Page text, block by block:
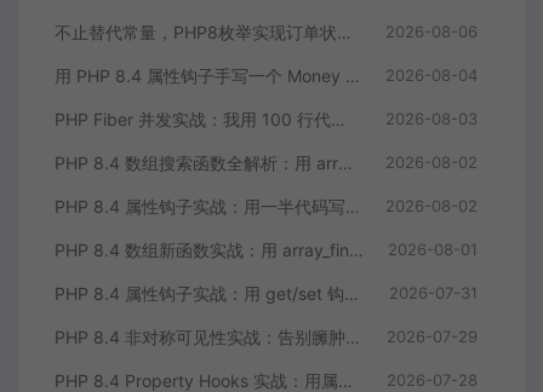
不止替代常量，PHP8枚举实现订单状态机，让代码自己说话 2026-08-06
用 PHP 8.4 属性钩子手写一个 Money 值对象：告别重复的 getter/setter 2026-08-04
PHP Fiber 并发实战：我用 100 行代码把多接口请求耗时缩到三分之一 2026-08-03
PHP 8.4 数组搜索函数全解析：用 array_find 终结你的十行 foreach 2026-08-02
PHP 8.4 属性钩子实战：用一半代码写出更健壮的模型类 2026-08-02
PHP 8.4 数组新函数实战：用 array_find 和 array_any 重构集合查询逻辑 2026-08-01
PHP 8.4 属性钩子实战：用 get/set 钩子告别无意义的样板代码 2026-07-31
PHP 8.4 非对称可见性实战：告别臃肿的 getter/setter 控制读写分离 2026-07-29
PHP 8.4 Property Hooks 实战：用属性钩子替代臃肿的 getter/setter 2026-07-28